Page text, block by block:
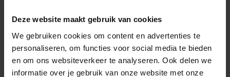
Deze website maakt gebruik van cookies
We gebruiken cookies om content en advertenties te
personaliseren, om functies voor social media te bieden
en om ons websiteverkeer te analyseren. Ook delen we
informatie over je gebruik van onze website met onze